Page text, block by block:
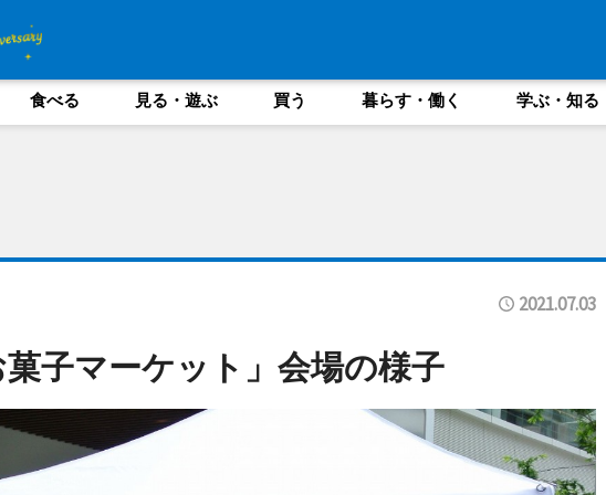
食べる 見る・遊ぶ 買う 暮らす・働く 学ぶ・知る
2021.07.03
菓子マーケット」会場の様子